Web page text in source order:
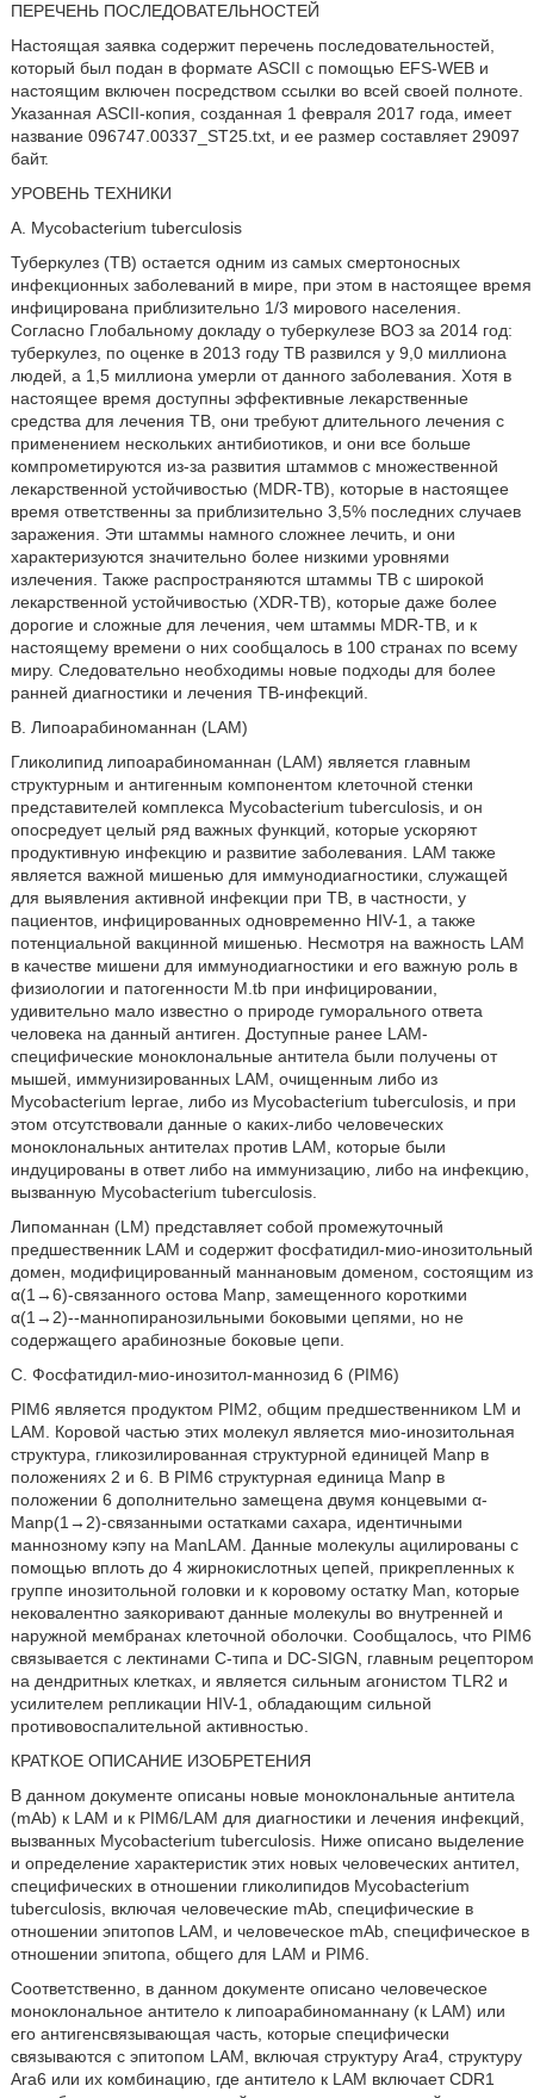
ПЕРЕЧЕНЬ ПОСЛЕДОВАТЕЛЬНОСТЕЙ
Настоящая заявка содержит перечень последовательностей,
который был подан в формате ASCII с помощью EFS-WEB и
настоящим включен посредством ссылки во всей своей полноте.
Указанная ASCII-копия, созданная 1 февраля 2017 года, имеет
название 096747.00337_ST25.txt, и ее размер составляет 29097
байт.
УРОВЕНЬ ТЕХНИКИ
A. Mycobacterium tuberculosis
Туберкулез (ТВ) остается одним из самых смертоносных
инфекционных заболеваний в мире, при этом в настоящее время
инфицирована приблизительно 1/3 мирового населения.
Согласно Глобальному докладу о туберкулезе ВОЗ за 2014 год:
туберкулез, по оценке в 2013 году ТВ развился у 9,0 миллиона
людей, а 1,5 миллиона умерли от данного заболевания. Хотя в
настоящее время доступны эффективные лекарственные
средства для лечения ТВ, они требуют длительного лечения с
применением нескольких антибиотиков, и они все больше
компрометируются из-за развития штаммов с множественной
лекарственной устойчивостью (MDR-TB), которые в настоящее
время ответственны за приблизительно 3,5% последних случаев
заражения. Эти штаммы намного сложнее лечить, и они
характеризуются значительно более низкими уровнями
излечения. Также распространяются штаммы ТВ с широкой
лекарственной устойчивостью (XDR-TB), которые даже более
дорогие и сложные для лечения, чем штаммы MDR-TB, и к
настоящему времени о них сообщалось в 100 странах по всему
миру. Следовательно необходимы новые подходы для более
ранней диагностики и лечения ТВ-инфекций.
В. Липоарабиноманнан (LAM)
Гликолипид липоарабиноманнан (LAM) является главным
структурным и антигенным компонентом клеточной стенки
представителей комплекса Mycobacterium tuberculosis, и он
опосредует целый ряд важных функций, которые ускоряют
продуктивную инфекцию и развитие заболевания. LAM также
является важной мишенью для иммунодиагностики, служащей
для выявления активной инфекции при ТВ, в частности, у
пациентов, инфицированных одновременно HIV-1, а также
потенциальной вакцинной мишенью. Несмотря на важность LAM
в качестве мишени для иммунодиагностики и его важную роль в
физиологии и патогенности M.tb при инфицировании,
удивительно мало известно о природе гуморального ответа
человека на данный антиген. Доступные ранее LAM-
специфические моноклональные антитела были получены от
мышей, иммунизированных LAM, очищенным либо из
Mycobacterium leprae, либо из Mycobacterium tuberculosis, и при
этом отсутствовали данные о каких-либо человеческих
моноклональных антителах против LAM, которые были
индуцированы в ответ либо на иммунизацию, либо на инфекцию,
вызванную Mycobacterium tuberculosis.
Липоманнан (LM) представляет собой промежуточный
предшественник LAM и содержит фосфатидил-мио-инозитольный
домен, модифицированный маннановым доменом, состоящим из
α(1→6)-связанного остова Manp, замещенного короткими
α(1→2)--маннопиранозильными боковыми цепями, но не
содержащего арабинозные боковые цепи.
С. Фосфатидил-мио-инозитол-маннозид 6 (PIM6)
PIM6 является продуктом PIM2, общим предшественником LM и
LAM. Коровой частью этих молекул является мио-инозитольная
структура, гликозилированная структурной единицей Manp в
положениях 2 и 6. В PIM6 структурная единица Manp в
положении 6 дополнительно замещена двумя концевыми α-
Manp(1→2)-связанными остатками сахара, идентичными
маннозному кэпу на ManLAM. Данные молекулы ацилированы с
помощью вплоть до 4 жирнокислотных цепей, прикрепленных к
группе инозитольной головки и к коровому остатку Man, которые
нековалентно заякоривают данные молекулы во внутренней и
наружной мембранах клеточной оболочки. Сообщалось, что PIM6
связывается с лектинами С-типа и DC-SIGN, главным рецептором
на дендритных клетках, и является сильным агонистом TLR2 и
усилителем репликации HIV-1, обладающим сильной
противовоспалительной активностью.
КРАТКОЕ ОПИСАНИЕ ИЗОБРЕТЕНИЯ
В данном документе описаны новые моноклональные антитела
(mAb) к LAM и к PIM6/LAM для диагностики и лечения инфекций,
вызванных Mycobacterium tuberculosis. Ниже описано выделение
и определение характеристик этих новых человеческих антител,
специфических в отношении гликолипидов Mycobacterium
tuberculosis, включая человеческие mAb, специфические в
отношении эпитопов LAM, и человеческое mAb, специфическое в
отношении эпитопа, общего для LAM и PIM6.
Соответственно, в данном документе описано человеческое
моноклональное антитело к липоарабиноманнану (к LAM) или
его антигенсвязывающая часть, которые специфически
связываются с эпитопом LAM, включая структуру Ara4, структуру
Ara6 или их комбинацию, где антитело к LAM включает CDR1